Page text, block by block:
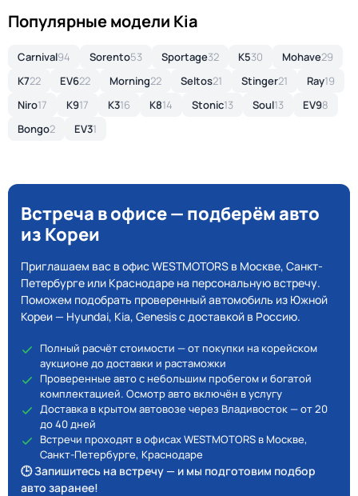
Популярные модели Kia
Carnival94 Sorento53 Sportage32 K530 Mohave29
K722 EV622 Morning22 Seltos21 Stinger21 Ray19
Niro17 K917 K316 K814 Stonic13 Soul13 EV98
Bongo2 EV31
Встреча в офисе — подберём авто
из Кореи
Приглашаем вас в офис WESTMOTORS в Москве, Санкт-
Петербурге или Краснодаре на персональную встречу.
Поможем подобрать проверенный автомобиль из Южной
Кореи — Hyundai, Kia, Genesis с доставкой в Россию.
Полный расчёт стоимости — от покупки на корейском
аукционе до доставки и растаможки
Проверенные авто с небольшим пробегом и богатой
комплектацией. Осмотр авто включён в услугу
Доставка в крытом автовозе через Владивосток — от 20
до 40 дней
Встречи проходят в офисах WESTMOTORS в Москве,
Санкт-Петербурге, Краснодаре
🕒 Запишитесь на встречу — и мы подготовим подбор
авто заранее!